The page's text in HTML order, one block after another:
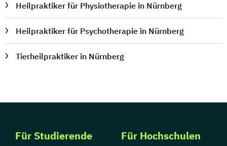
Heilpraktiker für Physiotherapie in Nürnberg
Heilpraktiker für Psychotherapie in Nürnberg
Tierheilpraktiker in Nürnberg
Für Studierende Für Hochschulen